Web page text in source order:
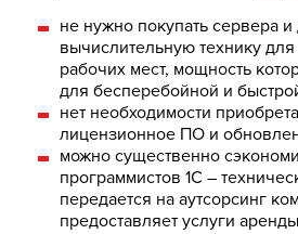
не нужно покупать сервера
вычислительную технику
рабочих мест, мощность
для бесперебойной и
нет необходимости
лицензионное ПО и
можно существенно
программистов 1С –
передается на аутсорсинг
предоставляет услуги